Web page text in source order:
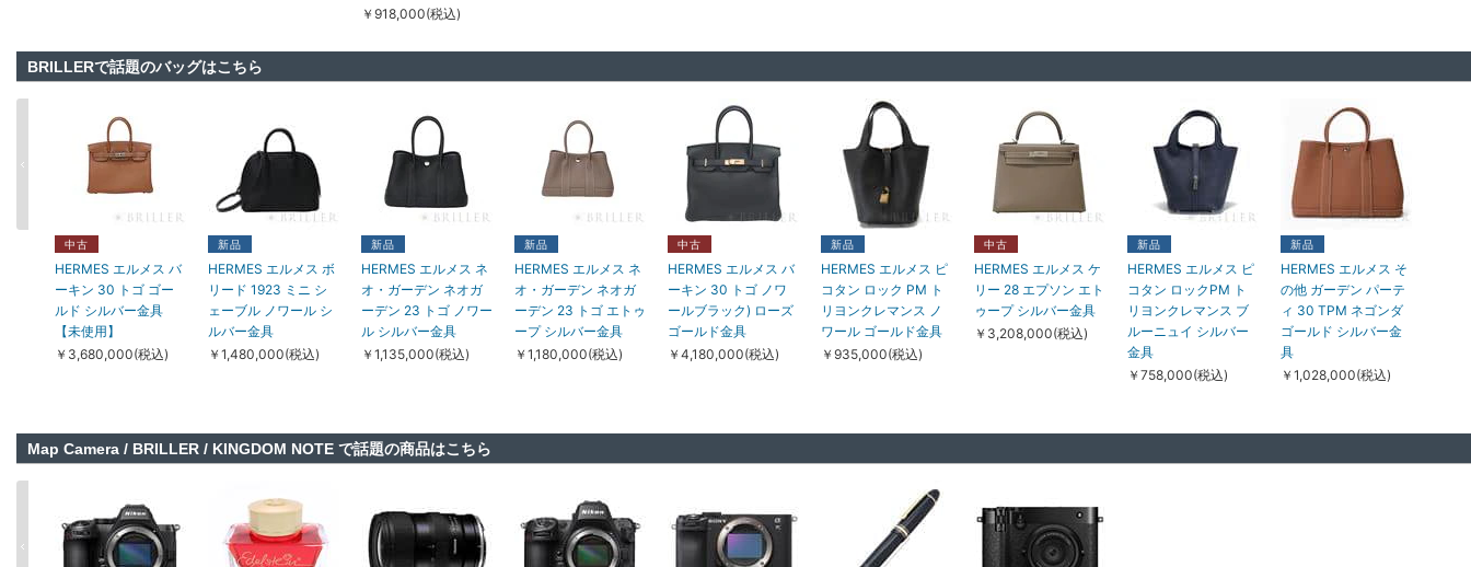
￥918,000(税込)
新品
TIFFANY & Co. ティフ
ァニー その他 ハード
ウェア スモール リン
クブレスレット ロー
ズゴールド ミディア
ム
38086847/60153082
￥1,092,000(税込)
新品
TIFFANY & Co. ティ
ファニー ハードウェ
ア マイクロリンク ネ
ックレス イエローゴ
ールド 73584493
￥1,588,000(税込)
中古
HERMES エルメス そ
の他 エシャペ リング
PM ダイヤモンド ピ
ンクゴールド 12号
H219691B 00046
￥318,000(税込)
中古
BOUCHERON ブシ
ュロン セルパンボエ
ム スタッズ ピアス ス
モール ターコイズ イ
エローゴールド
JC001330
￥558,000(税込)
BOUCHERON ブシ
ュロン キャトル ラデ
ィアント シングル ク
リップ ピアス ホワイ
トゴールド ダイヤモ
ンド JCO01375
￥325,000(税込)
中古
CARTIER カルティエ
サントス ドゥ カルテ
ィエ ブレスレット チ
ェーン スモール モデ
ル イエローゴールド
B6090300
￥558,000(税込)
中古
Van Cleef & Arpels ヴ
ァン クリーフ&アーペ
ル アルハンブラ ヴィ
ンテージ アルハンブ
ラ ブレスレット 5モ
チーフ マラカイト イ
エローゴールド
Van Cleef & Arpels ヴ
ァン クリーフ&アーペ
ル ソクラテス ソクラ
テス ペンダント ネッ
クレス 3フラワー ホ
ワイトゴールド ダイ
ヤモンド
VCARB14900
￥1,498,000(税込)
新品
Damiani ダミアーニ
ベルエポック ネック
レス イエローゴール
ド ダイヤモンド
14×21mm 20083571
￥448,000(税込)
中古
BRILLERで話題のバッグはこちら
中古
HERMES エルメス バ
ーキン 30 トゴ ゴー
ルド シルバー金具
【未使用】
￥3,680,000(税込)
新品
HERMES エルメス ボ
リード 1923 ミニ シ
ェーブル ノワール シ
ルバー金具
￥1,480,000(税込)
新品
HERMES エルメス ネ
オ・ガーデン ネオガ
ーデン 23 トゴ ノワー
ル シルバー金具
￥1,135,000(税込)
新品
HERMES エルメス ネ
オ・ガーデン ネオガ
ーデン 23 トゴ エトゥ
ープ シルバー金具
￥1,180,000(税込)
中古
HERMES エルメス バ
ーキン 30 トゴ ノワ
ールブラック) ローズ
ゴールド金具
￥4,180,000(税込)
新品
HERMES エルメス ピ
コタン ロック PM ト
リヨンクレマンス ノ
ワール ゴールド金具
￥935,000(税込)
中古
HERMES エルメス ケ
リー 28 エプソン エト
ゥープ シルバー金具
￥3,208,000(税込)
新品
HERMES エルメス ピ
コタン ロックPM ト
リヨンクレマンス ブ
ルーニュイ シルバー
金具
￥758,000(税込)
新品
HERMES エルメス そ
の他 ガーデン パーテ
ィ 30 TPM ネゴンダ
ゴールド シルバー金
具
￥1,028,000(税込)
Map Camera / BRILLER / KINGDOM NOTE で話題の商品はこちら